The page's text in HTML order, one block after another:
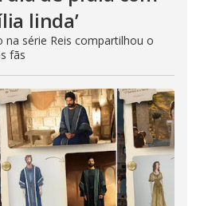
linda’
na série Reis compartilhou o
fãs